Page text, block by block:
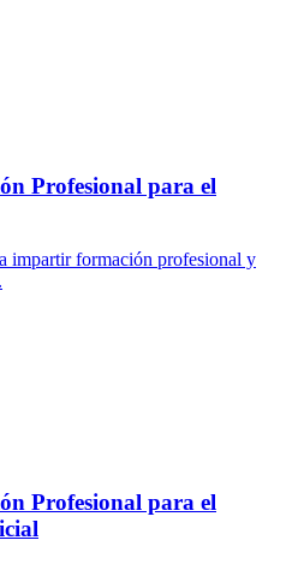
Profesional para el
impartir formación profesional y
Profesional para el